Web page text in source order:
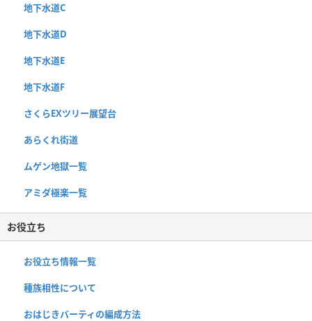
地下水道C
地下水道D
地下水道E
地下水道F
さくらEXツリー展望台
あらくれ街道
ムゲン地獄一覧
アミダ極楽一覧
お役立ち
お役立ち情報一覧
種族相性について
おはじきバーティの編成方法